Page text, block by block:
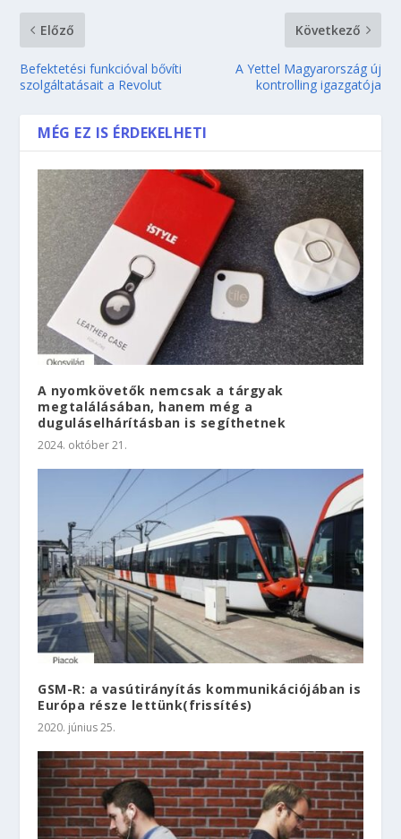
Előző
Befektetési funkcióval bővíti
szolgáltatásait a Revolut
Következő
A Yettel Magyarország új
kontrolling igazgatója
MÉG EZ IS ÉRDEKELHETI
A nyomkövetők nemcsak a tárgyak
megtalálásában, hanem még a
duguláselhárításban is segíthetnek
2024. október 21.
GSM-R: a vasútirányítás kommunikációjában is
Európa része lettünk(frissítés)
2020. június 25.